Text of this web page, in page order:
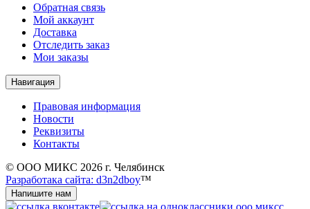
Обратная связь
Мой аккаунт
Доставка
Отследить заказ
Мои заказы
Навигация
Правовая информация
Новости
Реквизиты
Контакты
© ООО МИКС 2026 г. Челябинск
Разработака сайта: d3n2dboy™
Напишите нам